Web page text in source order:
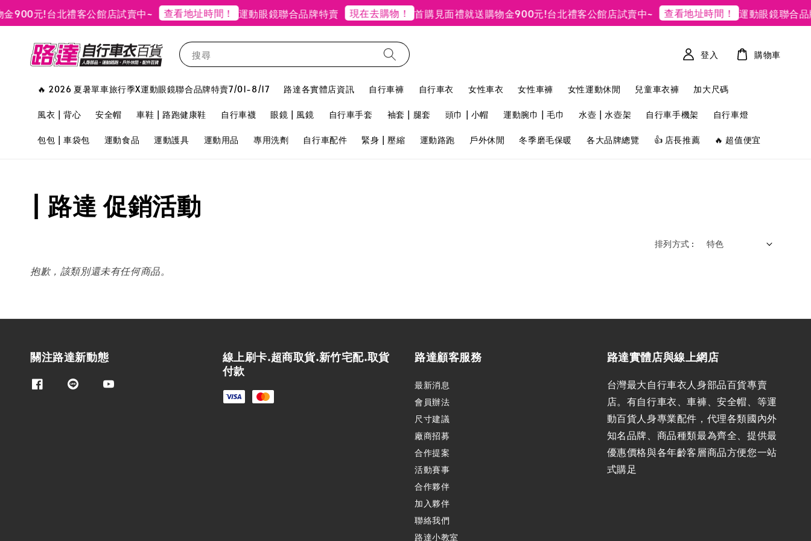
900元!台北禮客公館店試賣中~ 查看地址時間！ 運動眼鏡聯合品牌特賣 現在去購物！ 首購見面禮就送購物金900元!台北禮客公館店試賣中~ 查看地址時間！ 運動眼鏡聯合品
搜尋
🔥 2026 夏暑單車旅行季X運動眼鏡聯合品牌特賣7/01-8/17 路達各實體店資訊 自行車褲 自行車衣 女性車衣 女性車褲 女性運動休閒 兒童車衣褲 加大尺碼
風衣 | 背心 安全帽 車鞋 | 路跑健康鞋 自行車襪 眼鏡 | 風鏡 自行車手套 袖套 | 腿套 頭巾 | 小帽 運動腕巾 | 毛巾 水壺 | 水壺架 自行車手機架 自行車燈
包包 | 車袋包 運動食品 運動護具 運動用品 專用洗劑 自行車配件 緊身 | 壓縮 運動路跑 戶外休閒 冬季磨毛保暖 各大品牌總覽 👍 店長推薦 🔥 超值便宜
登入 購物車
| 路達 促銷活動
排列方式 :
抱歉，該類別還未有任何商品。
關注路達新動態
線上刷卡.超商取貨.新竹宅配.取貨
付款
路達顧客服務
最新消息
會員辦法
尺寸建議
廠商招募
合作提案
活動賽事
合作夥伴
加入夥伴
聯絡我們
路達小教室
路達實體店與線上網店
台灣最大自行車衣人身部品百貨專賣
店。有自行車衣、車褲、安全帽、等運
動百貨人身專業配件，代理各類國內外
知名品牌、商品種類最為齊全、提供最
優惠價格與各年齡客層商品方便您一站
式購足